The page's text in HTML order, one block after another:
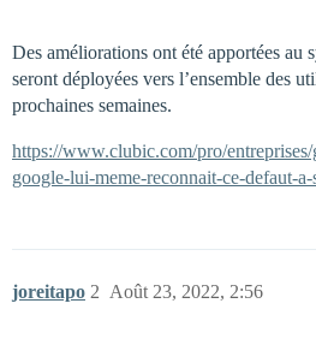
Des améliorations ont été apportées au
seront déployées vers l’ensemble des
prochaines semaines.
https://www.clubic.com/pro/
google-lui-meme-reconnait-ce-defaut-
joreitapo Août 23, 2022, 2:56
2